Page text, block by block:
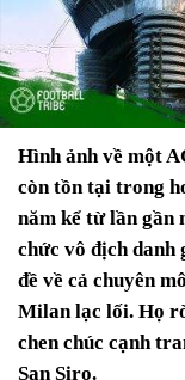
Hình ảnh về một
còn tồn tại trong
năm kể từ lần gần
chức vô địch danh
đề về cả chuyên
Milan lạc lối. Họ
chen chúc cạnh
San Siro.